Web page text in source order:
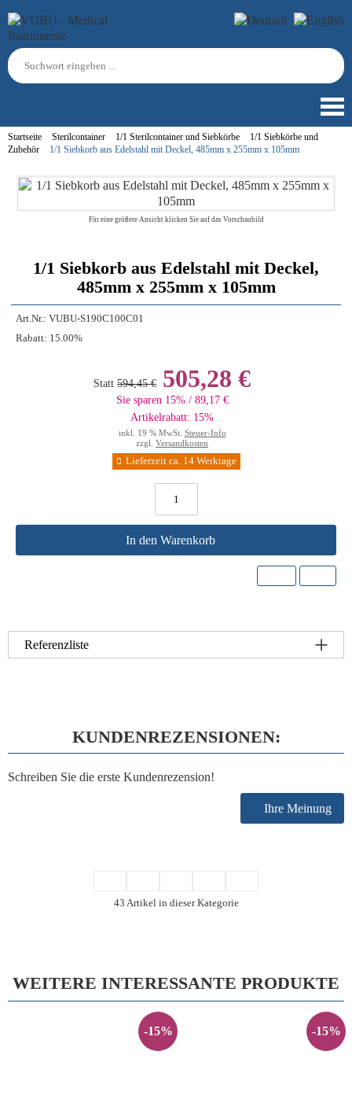
Startseite Sterilcontainer 1/1 Sterilcontainer und Siebkörbe
1/1 Siebkörbe und
Zubehör
1/1 Siebkorb aus Edelstahl mit Deckel, 485mm x 255mm x 105mm
Für eine größere Ansicht klicken Sie auf das Vorschaubild
1/1 Siebkorb aus Edelstahl mit Deckel,
485mm x 255mm x 105mm
Art.Nr.: VUBU-S190C100C01
Rabatt: 15.00%
Statt 594,45 € 505,28 €
Sie sparen 15% / 89,17 €
Artikelrabatt: 15%
inkl. 19 % MwSt. Steuer-Info
zzgl. Versandkosten
Lieferzeit ca. 14 Werktage
In den Warenkorb
Referenzliste
KUNDENREZENSIONEN:
Schreiben Sie die erste Kundenrezension!
Ihre Meinung
43 Artikel in dieser Kategorie
WEITERE INTERESSANTE PRODUKTE
-15% -15%